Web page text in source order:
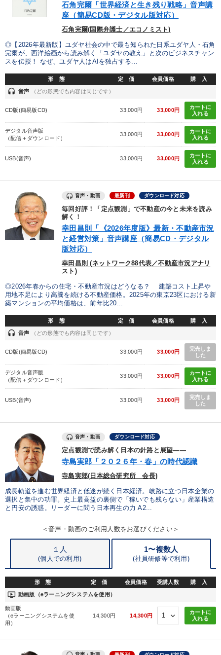
カテゴリー
会社をつくる厳選講話
148回夏季大会 営業・社員研修 【5月】音声・映像
社員が自律的に動き出す組織づくり 経済・景気・相場予測
「利上げ時代の最新・銀行対策」＋「不動産市況予測」＋「市場
予測と株式投資」最新刊
2025年夏季全国経営者セミナー収録講演ＣＤ・講演ＤＶＤ・デジ
タル版（音声／動画ストリーミング・ダウンロード）
大竹愼一書籍
2026年夏季全国経営者セミナー収録講演ＣＤ・講演ＤＶＤ・デジ
経営戦略・経営実務
2025年春季全国経営者セミナー収録講演ＣＤ・講演ＤＶＤ・デジ
タル版（音声／動画ストリーミング・ダウンロード）
経営を改善したい 財務・数字力の向上
社員研修を行いたい 後継者に聞かせたい
リーダーの魅力向上 販売力を強化したい
キーワード
※「更新」を押すと「カテゴリー」「目的別」「キーワード」を更新いただけます。
local_offer タグから探す
すべての音声・動画（全2077タイトル）からお探しいただけます
タグ・キーワード
マネジメント 海外の成功事例 節税
労務問題・人事対策 お金の授業 経済予測
松下幸之助 企業成長 聞き手・作間信司
石角完爾「世界経済と生き残り戦略」音声講
座（簡易CD版・デジタル版対応）
石角完爾(国際弁護士／エコノミスト)
◎【2026年最新版】ユダヤ社会の中で最も知られた日系ユダヤ人・石角
完爾が、西洋絵画から読み解く「ユダヤの教え」と次のビジネスチャン
スを伝授！ なぜ、ユダヤ人はAIを独占する...
形 態 定 価 会員価格 購 入
headset 音声 （どの形態でも内容は同じです）
CD版(簡易版CD) 33,000円 33,000円
カートに
入れる
デジタル音声版
（配信＋ダウンロード）
33,000円 33,000円
カートに
入れる
USB(音声) 33,000円 33,000円
カートに
入れる
音声・動画 最新刊 ダウンロード対応
毎回好評！「定点観測」で不動産の今と未来を読み
解く！
幸田昌則「《2026年度版》最新・不動産市況
と経営対策」音声講座（簡易CD・デジタル
版対応）
幸田昌則 (ネットワーク88代表／不動産市況アナリ
スト)
◎2026年春からの住宅・不動産市況はどうなる？ 建築コスト上昇や
用地不足により高騰を続ける不動産価格。2025年の東京23区における新
築マンションの平均価格は、前年比20...
形 態 定 価 会員価格 購 入
headset 音声 （どの形態でも内容は同じです）
CD版(簡易版CD) 33,000円 33,000円
完売しま
した
デジタル音声版
（配信＋ダウンロード）
33,000円 33,000円
カートに
入れる
USB(音声) 33,000円 33,000円
完売しま
した
音声・動画 ダウンロード対応
定点観測で読み解く日本の針路と展望――
寺島実郎「２０２６年・春」の時代認識
寺島実郎(日本総合研究所 会長)
成長軌道を進む世界経済と低迷が続く日本経済。岐路に立つ日本企業の
選択と集中の功罪。史上最高益の裏側で「稼いでも残らない」産業構造
と円安の誘惑。リーダーに問う日本再生の力 A2...
＜音声・動画のご利用人数をお選びください＞
１人
(個人での利用)
1〜複数人
(社員研修等で利用)
形 態 定 価 会員価格 受講人数 購 入
ondemand_video 動画版（eラーニングシステムを使用）
動画版
（eラーニングシステムを使
用）
14,300円 14,300円
カートに
入れる